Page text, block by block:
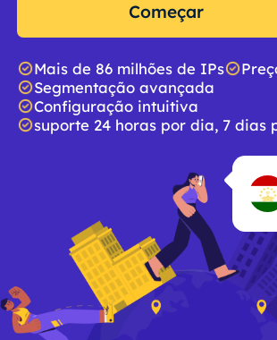
Começar
Mais de 86 milhões de IPs
Segmentação avançada
Configuração intuitiva
suporte 24 horas por dia, 7 dias